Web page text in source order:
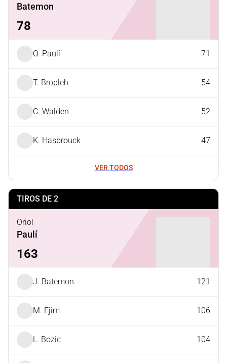
Batemon
78
O. Paulí 71
T. Bropleh 54
C. Walden 52
K. Hasbrouck 47
VER TODOS
TIROS DE 2
Oriol
Paulí
163
J. Batemon 121
M. Ejim 106
L. Bozic 104